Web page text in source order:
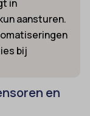
in
aansturen.
bij
en